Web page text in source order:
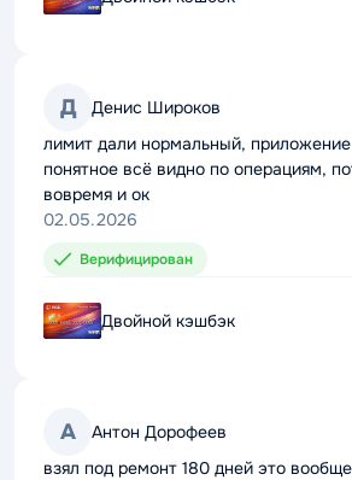
Д Денис Широков
лимит дали нормальный,
понятное всё видно по операциям,
вовремя и ок
02.05.2026
Верифицирован
Двойной кэшбэк
А Антон Дорофеев
взял под ремонт 180 дней это
Д Денис Широков
лимит дали нормальный,
понятное всё видно по операциям,
вовремя и ок
02.05.2026
Верифицирован
Двойной кэшбэк
А Антон Дорофеев
взял под ремонт 180 дней это